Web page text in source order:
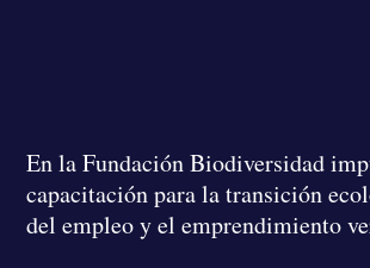
En la Fundación Biodiversidad
capacitación para la transición
del empleo y el emprendimiento